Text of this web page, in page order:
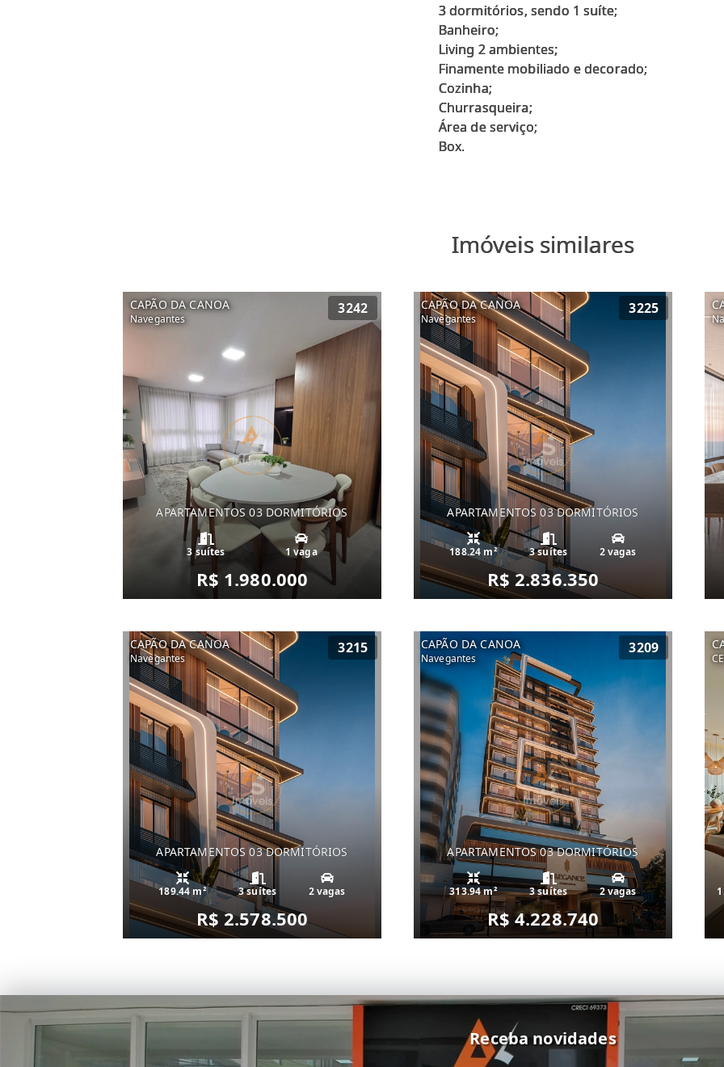
3 dormitórios, sendo 1 suíte;
Banheiro;
Living 2 ambientes;
Finamente mobiliado e decorado;
Cozinha;
Churrasqueira;
Área de serviço;
Imóveis similares
CAPÃO DA CANOA
Navegantes
3242
APARTAMENTOS 03 DORMITÓRIOS
3 suítes 1 vaga
R$ 1.980.000
CAPÃO DA CANOA
Navegantes
3225
APARTAMENTOS 03 DORMITÓRIOS
188.24 m² 3 suítes 2 vagas
R$ 2.836.350
CAPÃO DA CANOA
Navegantes
3215
APARTAMENTOS 03 DORMITÓRIOS
189.44 m² 3 suítes 2 vagas
R$ 2.578.500
CAPÃO DA CANOA
Navegantes
3209
APARTAMENTOS 03 DORMITÓRIOS
313.94 m² 3 suítes 2 vagas
R$ 4.228.740
Receba novidades